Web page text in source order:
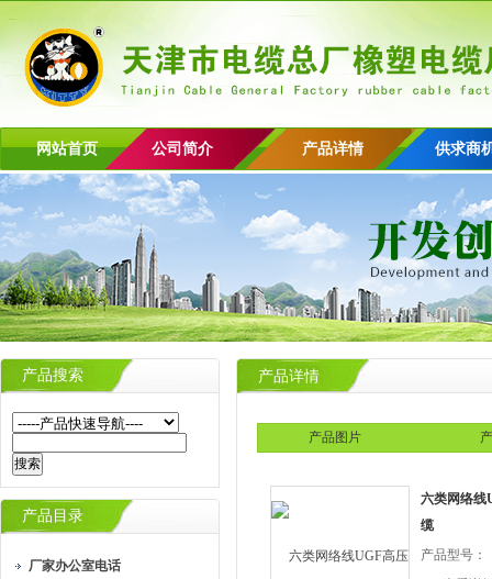
网站首页 公司简介 产品详情 供求商
产品搜索
产品目录
厂家办公室电话
产品详情
产品图片
六类网络线
缆
产品型号：